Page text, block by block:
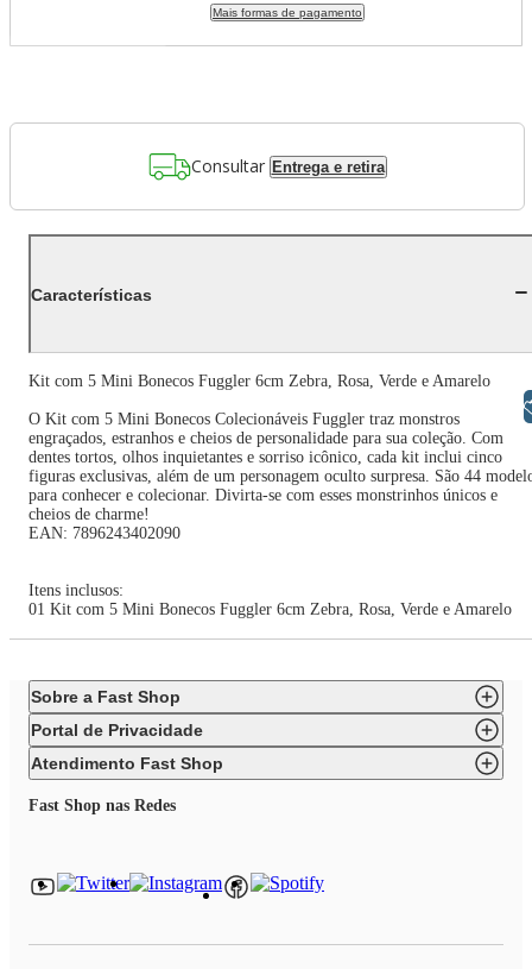
Mais formas de pagamento
Consultar Entrega e retira
Características
Kit com 5 Mini Bonecos Fuggler 6cm Zebra, Rosa, Verde e Amarelo
O Kit com 5 Mini Bonecos Colecionáveis Fuggler traz monstros
engraçados, estranhos e cheios de personalidade para sua coleção. Com
dentes tortos, olhos inquietantes e sorriso icônico, cada kit inclui cinco
figuras exclusivas, além de um personagem oculto surpresa. São 44
para conhecer e colecionar. Divirta-se com esses monstrinhos únicos e
cheios de charme!
EAN: 7896243402090
Itens inclusos:
01 Kit com 5 Mini Bonecos Fuggler 6cm Zebra, Rosa, Verde e Amarelo
Sobre a Fast Shop
Portal de Privacidade
Atendimento Fast Shop
Fast Shop nas Redes